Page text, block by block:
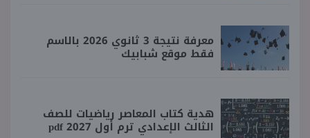
معرفة نتيجة 3 ثانوي 2026 بالاسم
فقط موقع شبابيك
هدية كتاب المعاصر رياضيات للصف
الثالث الإعدادي ترم أول 2027 pdf